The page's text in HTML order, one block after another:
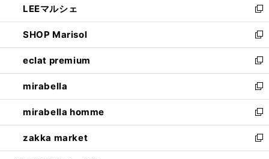
く
で
開
く
ド
ウ
で
開
く
ィ
ン
ド
ウ
で
開
く
い
ウ
ィ
ン
ド
ウ
で
開
く
LEEマルシェ
新
し
い
ウ
ィ
ン
ド
ウ
で
開
く
SHOP Marisol
新
し
い
ウ
ィ
ン
ド
ウ
で
開
eclat premium
新
し
い
ウ
ィ
ン
ド
ウ
mirabella
新
し
い
ウ
ィ
ン
mirabella homme
新
し
い
ウ
zakka market
新
し